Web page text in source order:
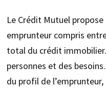
Le Crédit Mutuel propose
emprunteur compris
total du crédit
personnes et des
du profil de